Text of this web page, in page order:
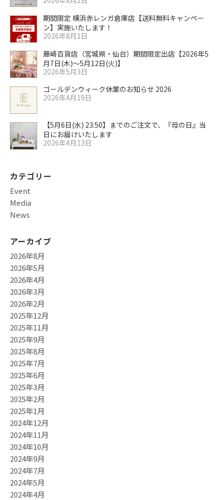
期間限定 横浜赤レンガ倉庫店【送料無料キャンペー
ン】実施いたします！
2026年8月1日
藤崎百貨店（宮城県・仙台）期間限定出店【2026年5
月7日(木)～5月12日(火)】
2026年5月3日
ゴールデンウィーク休業のお知らせ 2026
2026年4月19日
【5月6日(水) 23:50】までのご注文で、『母の日』当
日にお届けいたします
2026年4月13日
カテゴリー
Event
Media
News
アーカイブ
2026年8月
2026年5月
2026年4月
2026年3月
2026年2月
2025年12月
2025年11月
2025年9月
2025年8月
2025年7月
2025年6月
2025年3月
2025年2月
2025年1月
2024年12月
2024年11月
2024年10月
2024年9月
2024年7月
2024年5月
2024年4月